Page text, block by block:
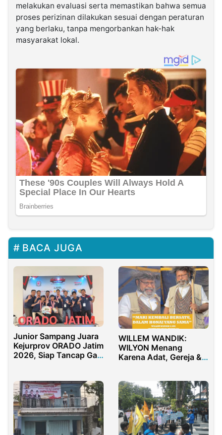
melakukan evaluasi serta memastikan bahwa semua
proses perizinan dilakukan sesuai dengan peraturan
yang berlaku, tanpa mengorbankan hak-hak
masyarakat lokal.
BACA JUGA
Junior Sampang Juara
Kejurprov ORADO Jatim
2026, Siap Tancap Gas
WILLEM WANDIK:
WILYON Menang
Karena Adat, Gereja &
Yang Sama